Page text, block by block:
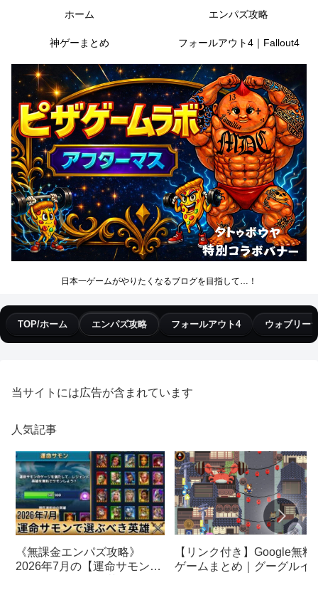
日本一ゲームがやりたくなるブログを目指して…！
ホーム エンパズ攻略
神ゲーまとめ フォールアウト4｜Fallout4
TOP/ホーム エンパズ攻略 フォールアウト4 ウォブリー
当サイトには広告が含まれています
人気記事
《無課金エンパズ攻略》
2026年7月の【運命サモン】
【リンク付き】Google無料
ゲームまとめ｜グーグルイ